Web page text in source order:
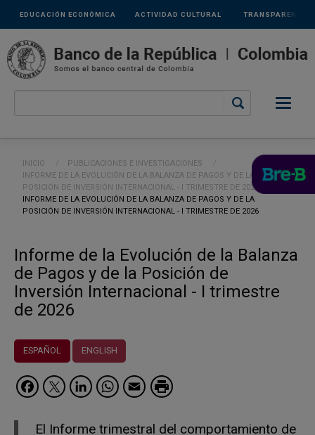
Pasar al contenido principal
Links
secundarios
ACTIVIDAD CULTURAL
EDUCACIÓN ECONÓMICA TRANSPARENCIA
Ruta de navegación
INICIO
PUBLICACIONES E INVESTIGACIONES
INFORME DE LA EVOLUCIÓN DE LA BALANZA DE PAGOS Y DE LA
POSICIÓN DE INVERSIÓN INTERNACIONAL - I TRIMESTRE DE 2023
CURRENT:
INFORME DE LA EVOLUCIÓN DE LA BALANZA DE PAGOS Y DE LA
POSICIÓN DE INVERSIÓN INTERNACIONAL - I TRIMESTRE DE 2026
Informe de la Evolución de la Balanza
de Pagos y de la Posición de
Inversión Internacional - I trimestre
de 2026
ESPAÑOL ENGLISH
Facebook
Twitter
LinkedIn
WhatsApp
Email
El Informe trimestral del comportamiento de